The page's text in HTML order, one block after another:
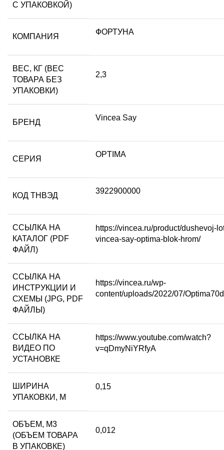
С УПАКОВКОЙ)
КОМПАНИЯ
ФОРТУНА
ВЕС, КГ (ВЕС
ТОВАРА БЕЗ
УПАКОВКИ)
2,3
БРЕНД
Vincea Say
СЕРИЯ
OPTIMA
КОД ТНВЭД
3922900000
ССЫЛКА НА
КАТАЛОГ (PDF
ФАЙЛ)
https://vincea.ru/product/dushevoj-
vincea-say-optima-blok-hrom/
ССЫЛКА НА
ИНСТРУКЦИИ И
СХЕМЫ (JPG, PDF
ФАЙЛЫ)
https://vincea.ru/wp-
content/uploads/2022/07/
ССЫЛКА НА
ВИДЕО ПО
УСТАНОВКЕ
https://www.youtube.com/watch?
v=qDmyNiYRfyA
ШИРИНА
УПАКОВКИ, М
0,15
ОБЪЕМ, М3
(ОБЪЕМ ТОВАРА
В УПАКОВКЕ)
0,012